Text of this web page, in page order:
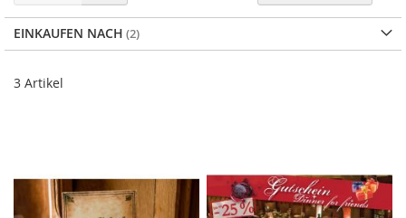
3 Artikel
EINKAUFEN NACH